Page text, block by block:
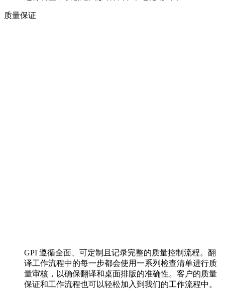
质量保证
GPI 遵循全面、可定制且记录完整的质量控制流程。翻
译工作流程中的每一步都会使用一系列检查清单进行质
量审核，以确保翻译和桌面排版的准确性。客户的质量
保证和工作流程也可以轻松加入到我们的工作流程中。